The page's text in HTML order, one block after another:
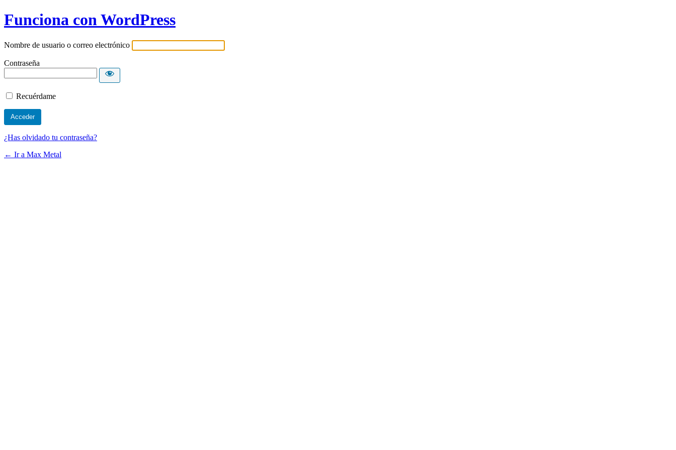
Funciona con WordPress
Nombre de usuario o correo electrónico
Contraseña
Recuérdame
¿Has olvidado tu contraseña?
← Ir a Max Metal